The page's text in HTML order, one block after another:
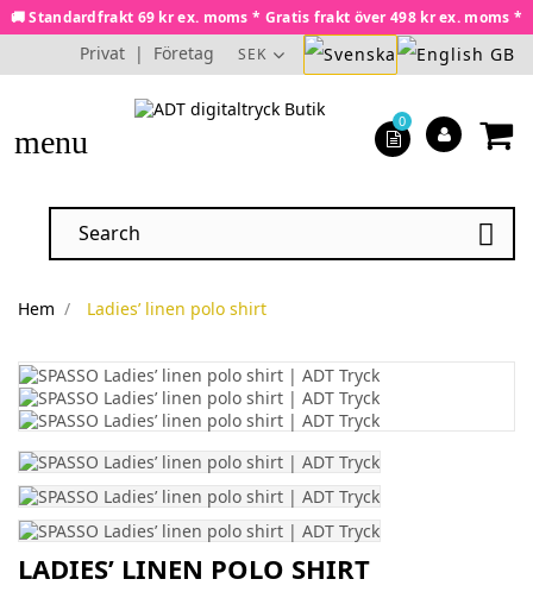
🚚 Standardfrakt 69 kr ex. moms * Gratis frakt över 498 kr ex. moms *
Privat | Företag SEK
menu

0
Hem Ladies’ linen polo shirt
LADIES’ LINEN POLO SHIRT